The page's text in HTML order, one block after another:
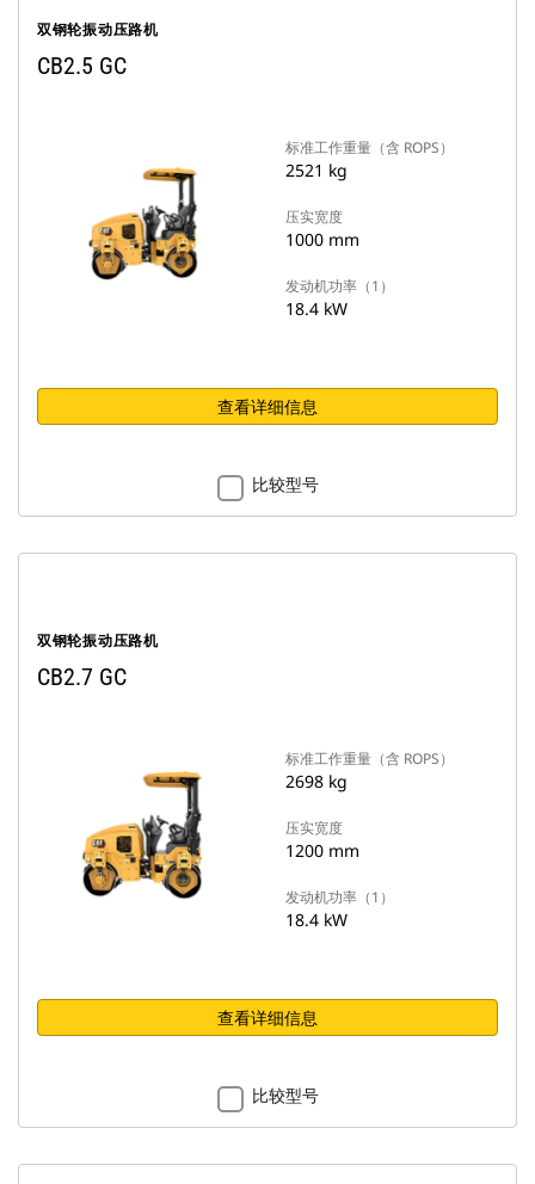
双钢轮振动压路机
CB2.5 GC
标准工作重量（含 ROPS）
2521 kg
压实宽度
1000 mm
发动机功率（1）
18.4 kW
查看详细信息
比较型号
双钢轮振动压路机
CB2.7 GC
标准工作重量（含 ROPS）
2698 kg
压实宽度
1200 mm
发动机功率（1）
18.4 kW
查看详细信息
比较型号